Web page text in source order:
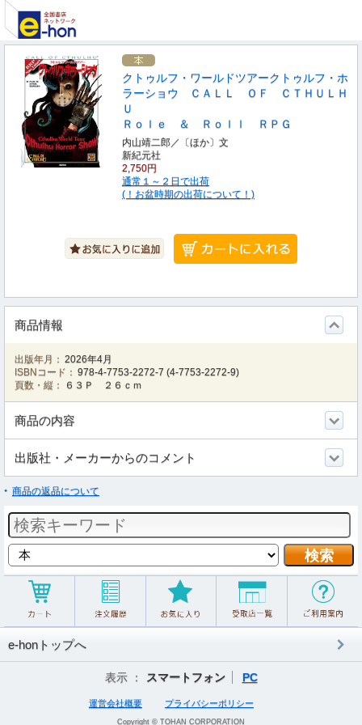
クトゥルフ・ワールドツアークトゥルフ・ホ
ラーショウ ＣＡＬＬ ＯＦ ＣＴＨＵＬＨ
Ｕ
Ｒｏｌｅ ＆ Ｒｏｌｌ ＲＰＧ
内山靖二郎／〔ほか〕文
新紀元社
2,750円
通常１～２日で出荷
(！お盆時期の出荷について！)
商品情報
出版年月： 2026年4月
ISBNコード： 978-4-7753-2272-7 (4-7753-2272-9)
頁数・縦：
６３Ｐ ２６ｃｍ
商品の内容
出版社・メーカーからのコメント
商品の返品について
e-honトップへ
表示 ： スマートフォン PC
運営会社概要 プライバシーポリシー
Copyright © TOHAN CORPORATION